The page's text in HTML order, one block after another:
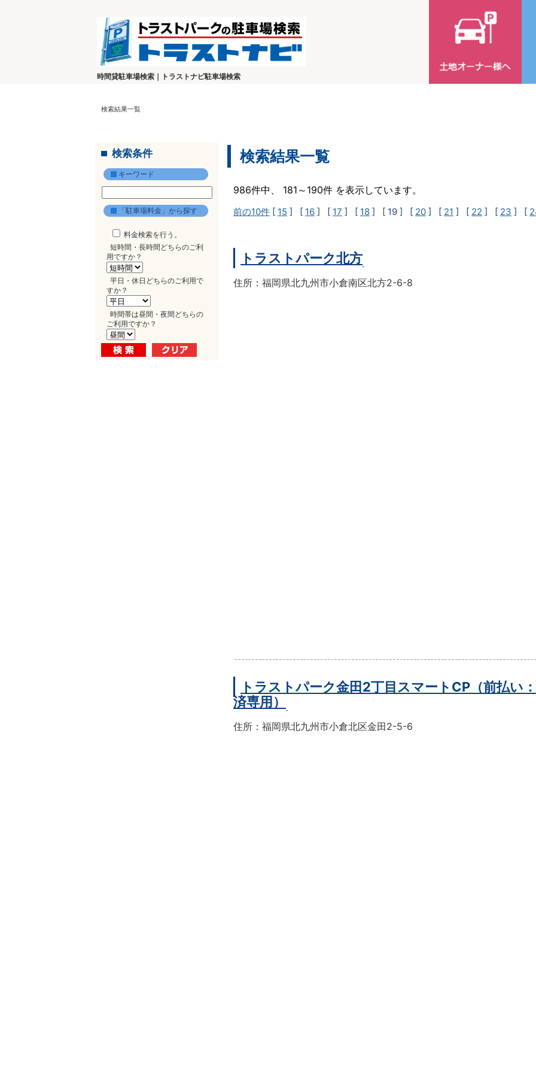
時間貸駐車場検索｜トラストナビ駐車場検索
検索結果一覧
検索条件
キーワード
「駐車場料金」から探す
料金検索を行う。
短時間・長時間どちらのご利
用ですか？
平日・休日どちらのご利用で
すか？
時間帯は昼間・夜間どちらの
ご利用ですか？
検索結果一覧
986件中、 181～190件 を表示しています。
前の10件 [ 15 ] [ 16 ] [ 17 ] [ 18 ] [ 19 ] [ 20 ] [ 21 ] [ 22 ] [ 23 ] [
トラストパーク北方
住所：福岡県北九州市小倉南区北方2-6-8
トラストパーク金田2丁目スマートCP（前払い
済専用）
住所：福岡県北九州市小倉北区金田2-5-6